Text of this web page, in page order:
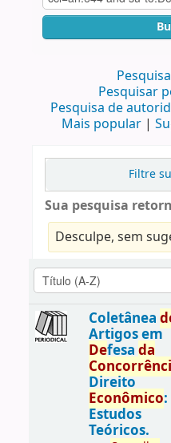
Pesquisar
Pesquisa de
Mais popular
Filtre
Sua pesquisa
Desculpe, sem
Coletânea
Artigos em
Defesa da
Direito
Econômico:
Estudos
Teóricos.